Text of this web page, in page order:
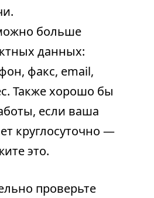
больше
данных:
факс, email,
Также хорошо бы
если ваша
круглосуточно —
это.
проверьте